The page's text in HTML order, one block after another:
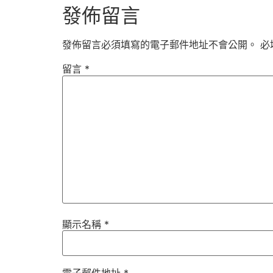
發佈留言
發佈留言必須填寫的電子郵件地址不會公開。 必
留言 *
顯示名稱 *